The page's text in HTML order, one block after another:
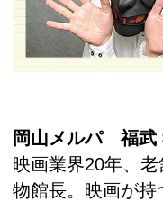
岡山メルパ 福武
映画業界20年、
物館長。映画が